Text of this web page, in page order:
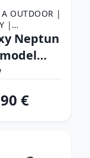
A OUTDOOR |
|
|
Neptun
cm)
€